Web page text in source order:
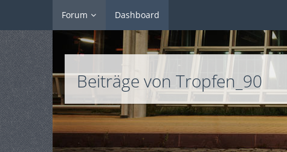
Forum Dashboard
Beiträge von Tropfen_90